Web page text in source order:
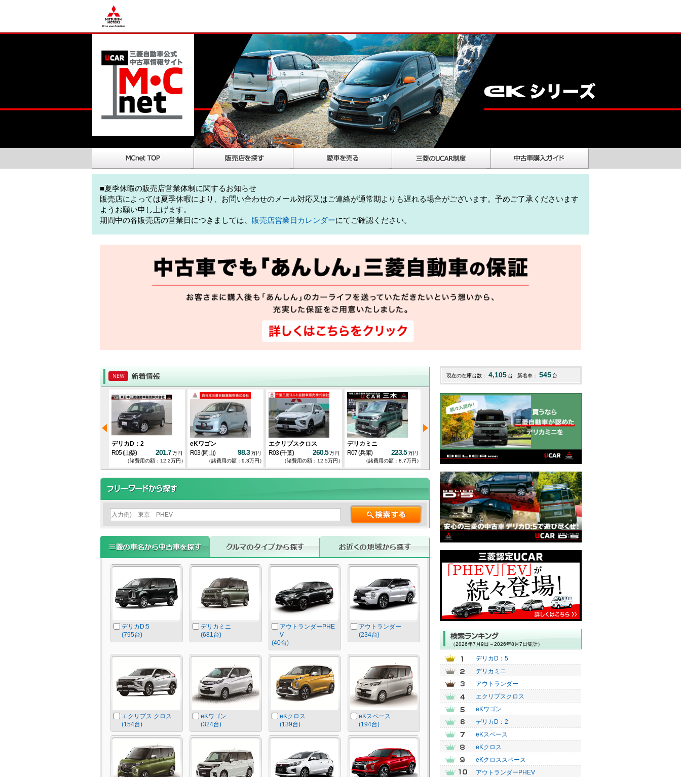
■夏季休暇の販売店営業体制に関するお知らせ
販売店によっては夏季休暇により、お問い合わせのメール対応又はご連絡が通常期よりも遅れる場合がございます。予めご了承くださいます
ようお願い申し上げます。
期間中の各販売店の営業日につきましては、 販売店営業日カレンダーにてご確認ください。
デリカD：2
R05(山梨) 201.7万円
（諸費用の額：12.2万円）
eKワゴン
R03(岡山) 98.3万円
（諸費用の額：9.3万円）
エクリプスクロス
R03(千葉) 260.5万円
（諸費用の額：12.5万円）
デリカミニ
R07(兵庫) 223.5万円
（諸費用の額：8.7万円）
eKクロス
(福岡) 132
デリカD：5
128 万円
（諸費用の額：10万円）
デリカD:5
(795台)
デリカミニ
(681台)
アウトランダーPHE
V
(40台)
アウトランダー
(234台)
エクリプス クロス
(154台)
eKワゴン
(324台)
eKクロス
(139台)
eKスペース
(194台)
現在の在庫台数： 4,105 台 新着車： 545 台
（2026年7月9日～2026年8月7日集計）
デリカD：5
デリカミニ
アウトランダー
エクリプスクロス
eKワゴン
デリカD：2
eKスペース
eKクロス
eKクロススペース
アウトランダーPHEV